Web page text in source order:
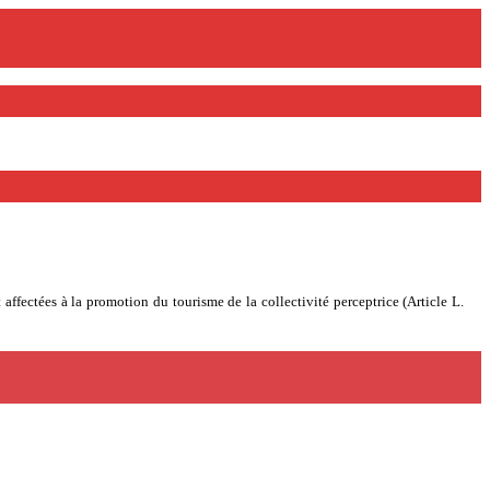
à la promotion du tourisme de la collectivité perceptrice (Article L.